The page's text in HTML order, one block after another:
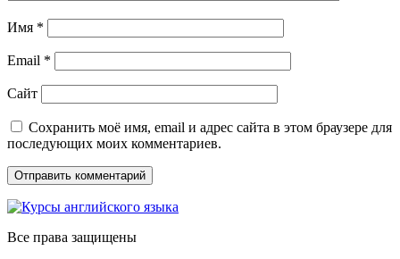
Имя *
Email *
Сайт
Сохранить моё имя, email и адрес сайта в этом браузере для
последующих моих комментариев.
Все права защищены